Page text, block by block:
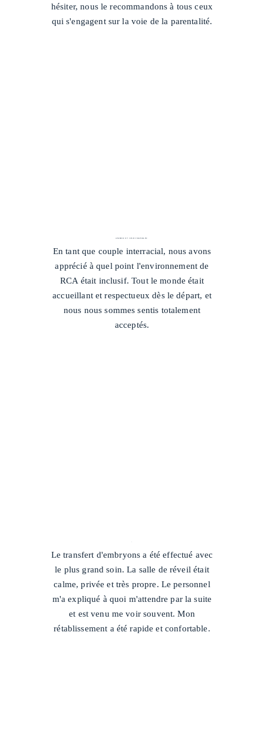
hésiter, nous le recommandons à tous ceux
qui s'engagent sur la voie de la parentalité.
AMBER ET JOSH FRANKLIN
En tant que couple interracial, nous avons
apprécié à quel point l'environnement de
RCA était inclusif. Tout le monde était
accueillant et respectueux dès le départ, et
nous nous sommes sentis totalement
acceptés.
Le transfert d'embryons a été effectué avec
le plus grand soin. La salle de réveil était
calme, privée et très propre. Le personnel
m'a expliqué à quoi m'attendre par la suite
et est venu me voir souvent. Mon
rétablissement a été rapide et confortable.